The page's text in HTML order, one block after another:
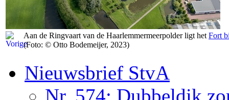
Aan de Ringvaart van de Haarlemmermeerpolder ligt het Fort
(Foto: © Otto Bodemeijer, 2023)
Nieuwsbrief StvA
Nr. 574: Dubbeldik